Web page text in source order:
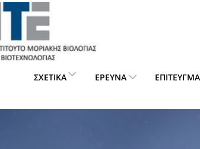
ΣΧΕΤΙΚΆ ΈΡΕΥΝΑ